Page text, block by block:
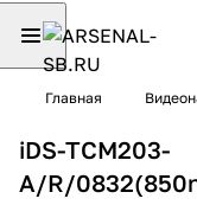
Главная
iDS-TCM203-
A/R/